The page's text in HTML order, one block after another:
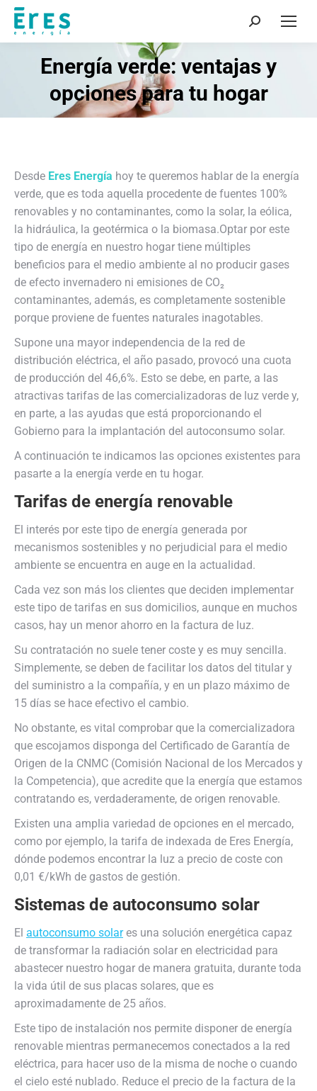
Buscar:
Energía verde: ventajas y
opciones para tu hogar
Desde Eres Energía hoy te queremos hablar de la energía
verde, que es toda aquella procedente de fuentes 100%
renovables y no contaminantes, como la solar, la eólica,
la hidráulica, la geotérmica o la biomasa.Optar por este
tipo de energía en nuestro hogar tiene múltiples
beneficios para el medio ambiente al no producir gases
de efecto invernadero ni emisiones de CO₂
contaminantes, además, es completamente sostenible
porque proviene de fuentes naturales inagotables.
Supone una mayor independencia de la red de
distribución eléctrica, el año pasado, provocó una cuota
de producción del 46,6%. Esto se debe, en parte, a las
atractivas tarifas de las comercializadoras de luz verde y,
en parte, a las ayudas que está proporcionando el
Gobierno para la implantación del autoconsumo solar.
A continuación te indicamos las opciones existentes para
pasarte a la energía verde en tu hogar.
Tarifas de energía renovable
El interés por este tipo de energía generada por
mecanismos sostenibles y no perjudicial para el medio
ambiente se encuentra en auge en la actualidad.
Cada vez son más los clientes que deciden implementar
este tipo de tarifas en sus domicilios, aunque en muchos
casos, hay un menor ahorro en la factura de luz.
Su contratación no suele tener coste y es muy sencilla.
Simplemente, se deben de facilitar los datos del titular y
del suministro a la compañía, y en un plazo máximo de
15 días se hace efectivo el cambio.
No obstante, es vital comprobar que la comercializadora
que escojamos disponga del Certificado de Garantía de
Origen de la CNMC (Comisión Nacional de los Mercados y
la Competencia), que acredite que la energía que estamos
contratando es, verdaderamente, de origen renovable.
Existen una amplia variedad de opciones en el mercado,
como por ejemplo, la tarifa de indexada de Eres Energía,
dónde podemos encontrar la luz a precio de coste con
0,01 €/kWh de gastos de gestión.
Sistemas de autoconsumo solar
El autoconsumo solares una solución energética capaz
de transformar la radiación solar en electricidad para
abastecer nuestro hogar de manera gratuita, durante toda
la vida útil de sus placas solares, que es
aproximadamente de 25 años.
Este tipo de instalación nos permite disponer de energía
renovable mientras permanecemos conectados a la red
eléctrica, para hacer uso de la misma de noche o cuando
el cielo esté nublado. Reduce el precio de la factura de la